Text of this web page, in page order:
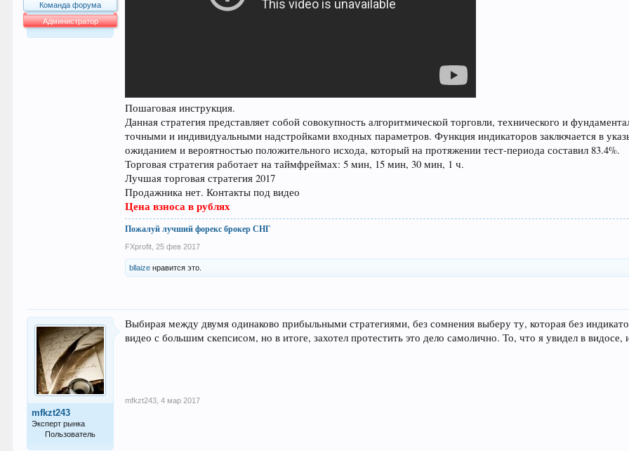
Команда форума
Администратор
Пошаговая инструкция.
Данная стратегия представляет собой совокупность алгоритмической торговли, технического и
точными и индивидуальными надстройками входных параметров. Функция индикаторов заключается в
ожиданием и вероятностью положительного исхода, который на протяжении тест-периода составил 83.4%.
Торговая стратегия работает на таймфреймах: 5 мин, 15 мин, 30 мин, 1 ч.
Лучшая торговая стратегия 2017
Продажника нет. Контакты под видео
Цена взноса в рублях
Пожалуй лучший форекс брокер СНГ
FXprofit 25 фев 2017
bllaize нравится это.
mfkzt243
Эксперт рынка
Пользователь
Выбирая между двумя одинаково прибыльными стратегиями, без сомнения выберу ту, которая без
видео с большим скепсисом, но в итоге, захотел протестить это дело самолично. То, что я увидел в видосе,
mfkzt243 4 мар 2017